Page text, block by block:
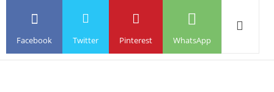
Facebook Twitter Pinterest WhatsApp